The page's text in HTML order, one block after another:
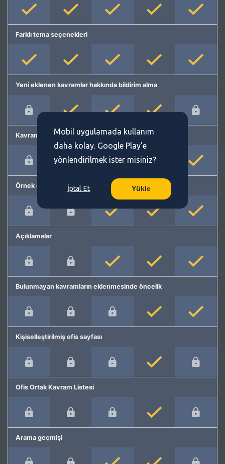
Farklı tema seçenekleri
Yeni eklenen kavramlar hakkında bildirim alma
Kavram önerme
Örnek cümleler
Açıklamalar
Bulunmayan kavramların eklenmesinde öncelik
Kişiselleştirilmiş ofis sayfası
Ofis Ortak Kavram Listesi
Arama geçmişi
Mobil uygulamada kullanım
daha kolay. Google Play'e
yönlendirilmek ister misiniz?
İptal Et Yükle